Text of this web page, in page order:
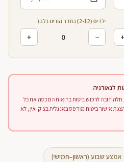
+
ילדים (2-12) בחדר הורים בלבד
−
0
+
לגאורגיה
חובה לרכוש ביטוח בריאות המכסה את כל
אישור ביטוח מודפס באנגלית בצ'ק-אין, לא
אמצע שבוע (ראשון–חמישי)